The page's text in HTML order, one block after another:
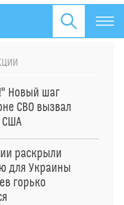
Новый шаг
СВО вызвал
США
раскрыли
для Украины
горько